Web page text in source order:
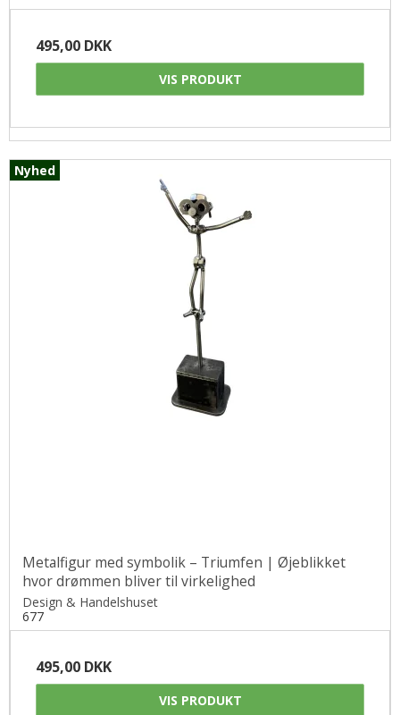
495,00 DKK
VIS PRODUKT
Nyhed
Metalfigur med symbolik – Triumfen | Øjeblikket
hvor drømmen bliver til virkelighed
Design & Handelshuset
677
495,00 DKK
VIS PRODUKT